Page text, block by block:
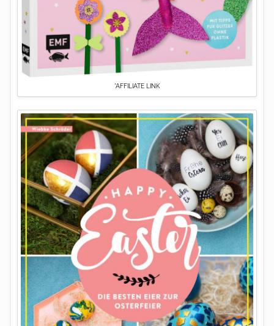
*AFFILIATE LINK